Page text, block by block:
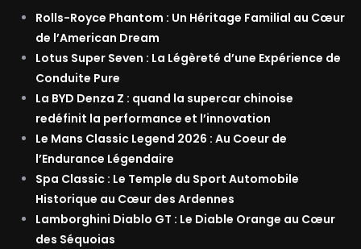
Rolls-Royce Phantom : Un Héritage Familial au Cœur
de l’American Dream
Lotus Super Seven : La Légèreté d’une Expérience de
Conduite Pure
La BYD Denza Z : quand la supercar chinoise
redéfinit la performance et l’innovation
Le Mans Classic Legend 2026 : Au Coeur de
l’Endurance Légendaire
Spa Classic : Le Temple du Sport Automobile
Historique au Cœur des Ardennes
Lamborghini Diablo GT : Le Diable Orange au Cœur
des Séquoias